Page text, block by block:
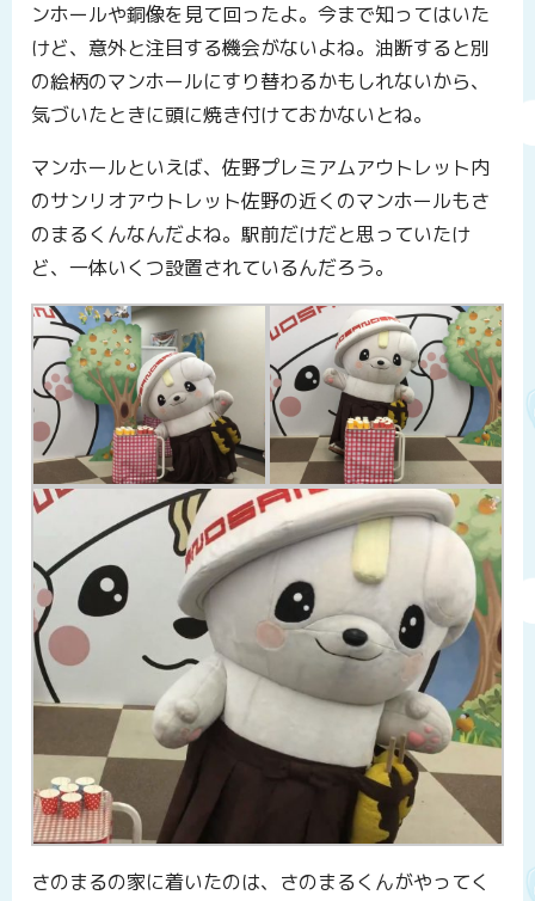
ンホールや銅像を見て回ったよ。今まで知ってはいた
けど、意外と注目する機会がないよね。油断すると別
の絵柄のマンホールにすり替わるかもしれないから、
気づいたときに頭に焼き付けておかないとね。
マンホールといえば、佐野プレミアムアウトレット内
のサンリオアウトレット佐野の近くのマンホールもさ
のまるくんなんだよね。駅前だけだと思っていたけ
ど、一体いくつ設置されているんだろう。
さのまるの家に着いたのは、さのまるくんがやってく